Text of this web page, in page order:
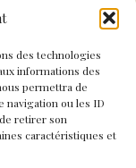
des technologies
informations des
permettra de
navigation ou les ID
retirer son
caractéristiques et
J'accepte de
recevoir les mails